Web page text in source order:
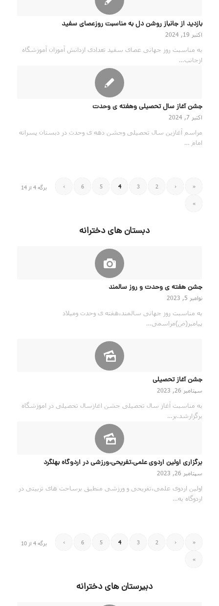
بازدید از جانباز روشن دل به مناسبت روزعصای سفید
اکتبر 19, 2024
به مناسبت روز جهانی عصای سفید تعدادی ازدانش آموزان آموزشگاه
ازجانب…
جشن آغاز سال تحصیلی وهفته ی وحدت
اکتبر 7, 2024
مراسم آغازین سال تحصیلی وجشن دهه ی وحدت در دبستان پسرانه
امام …
برگه 4 از 14 «
‹
2
3
4
5
6
›
»
دبستان های دخترانه
جشن هفته ی وحدت و روز سالمند
نوامبر 5, 2023
به مناسبت روز جهانی سالمند،هفته ی وحدت ومیلاد
پیامبر(ص)مراسمی…
جشن آغاز تحصیلی
سپتامبر 26, 2023
به مناسبت آغاز سال تحصیلی جشن اغازسال تحصیلی در اموزشگاه
برگزارشد.بر…
برگزاری اولین اردوی علمی،تفریحی،ورزشی در اردوگاه بهلگرد
سپتامبر 26, 2023
اولین اردوی علمی،تفریحی و ورزشی منطبق برساحت های تربیتی در
اردوگاه به…
برگه 4 از 10 «
‹
2
3
4
5
6
›
»
دبیرستان های دخترانه